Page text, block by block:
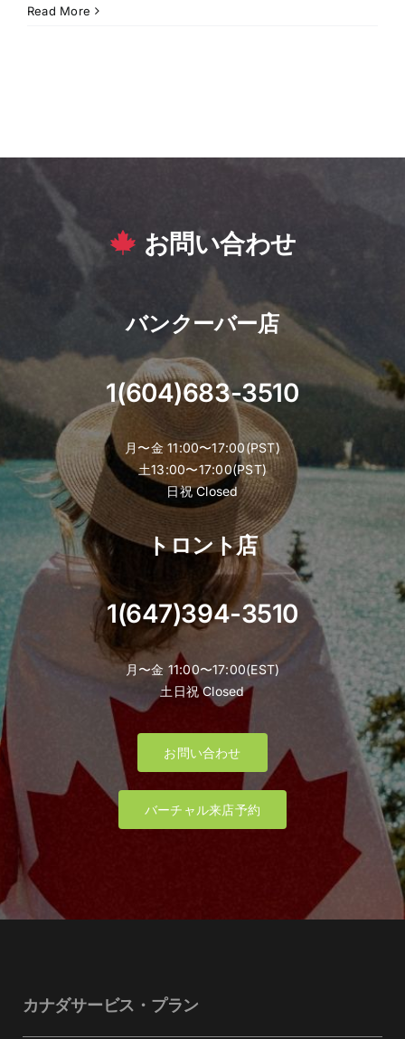
Read More
お問い合わせ
バンクーバー店
1(604)683-3510
月〜金 11:00〜17:00(PST)
土13:00〜17:00(PST)
日祝 Closed
トロント店
1(647)394-3510
月〜金 11:00〜17:00(EST)
土日祝 Closed
お問い合わせ
バーチャル来店予約
カナダサービス・プラン